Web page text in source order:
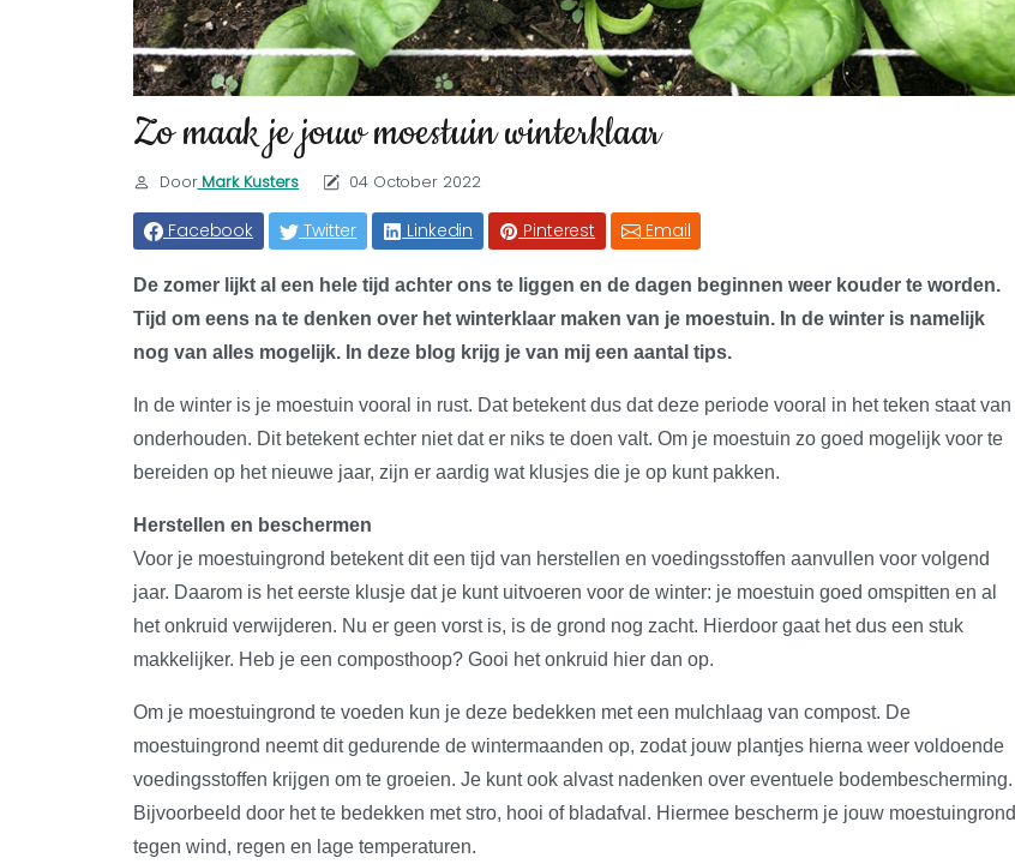
Zo maak je jouw moestuin winterklaar
DoorMark Kusters 04 October 2022
Facebook Twitter Linkedin Pinterest Email
De zomer lijkt al een hele tijd achter ons te liggen en de dagen beginnen weer kouder te worden.
Tijd om eens na te denken over het winterklaar maken van je moestuin. In de winter is namelijk
nog van alles mogelijk. In deze blog krijg je van mij een aantal tips.
In de winter is je moestuin vooral in rust. Dat betekent dus dat deze periode vooral in het teken staat van
onderhouden. Dit betekent echter niet dat er niks te doen valt. Om je moestuin zo goed mogelijk voor te
bereiden op het nieuwe jaar, zijn er aardig wat klusjes die je op kunt pakken.
Herstellen en beschermen
Voor je moestuingrond betekent dit een tijd van herstellen en voedingsstoffen aanvullen voor volgend
jaar. Daarom is het eerste klusje dat je kunt uitvoeren voor de winter: je moestuin goed omspitten en al
het onkruid verwijderen. Nu er geen vorst is, is de grond nog zacht. Hierdoor gaat het dus een stuk
makkelijker. Heb je een composthoop? Gooi het onkruid hier dan op.
Om je moestuingrond te voeden kun je deze bedekken met een mulchlaag van compost. De
moestuingrond neemt dit gedurende de wintermaanden op, zodat jouw plantjes hierna weer voldoende
voedingsstoffen krijgen om te groeien. Je kunt ook alvast nadenken over eventuele bodembescherming.
Bijvoorbeeld door het te bedekken met stro, hooi of bladafval. Hiermee bescherm je jouw moestuingrond
tegen wind, regen en lage temperaturen.